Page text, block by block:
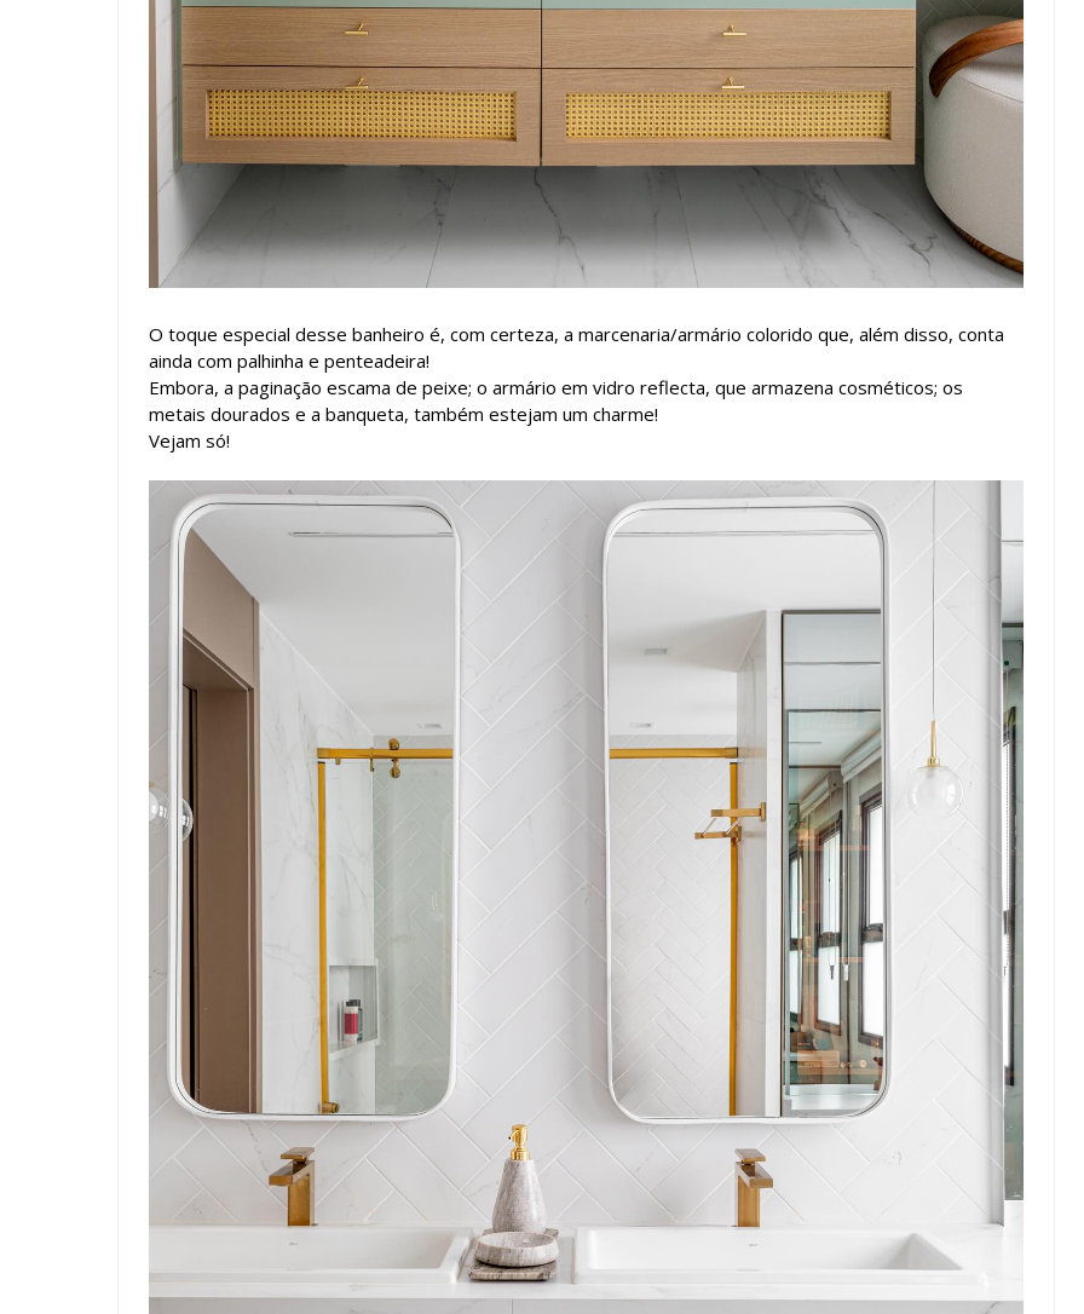
O toque especial desse banheiro é, com certeza, a marcenaria/armário colorido que, além disso, conta
ainda com palhinha e penteadeira!
Embora, a paginação escama de peixe; o armário em vidro reflecta, que armazena cosméticos; os
metais dourados e a banqueta, também estejam um charme!
Vejam só!